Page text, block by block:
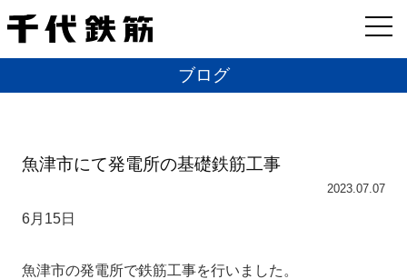
ブログ
魚津市にて発電所の基礎鉄筋工事
2023.07.07
6月15日
魚津市の発電所で鉄筋工事を行いました。